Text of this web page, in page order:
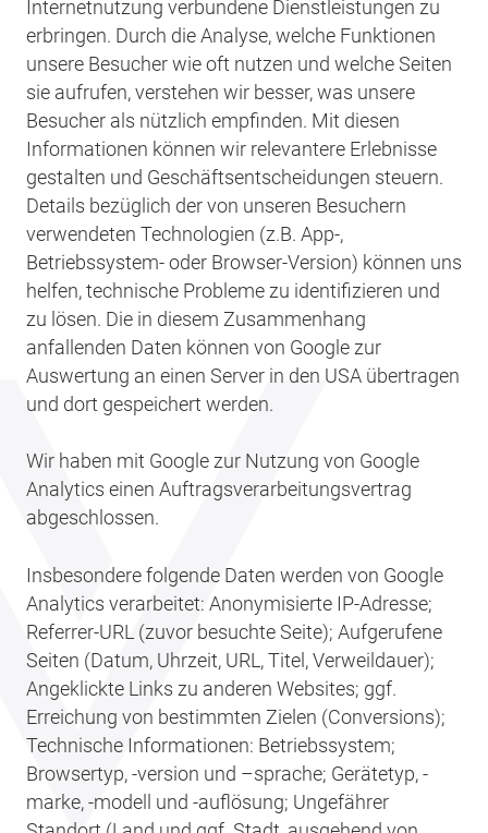
Internetnutzung verbundene Dienstleistungen zu
erbringen. Durch die Analyse, welche Funktionen
unsere Besucher wie oft nutzen und welche Seiten
sie aufrufen, verstehen wir besser, was unsere
Besucher als nützlich empfinden. Mit diesen
Informationen können wir relevantere Erlebnisse
gestalten und Geschäftsentscheidungen steuern.
Details bezüglich der von unseren Besuchern
verwendeten Technologien (z.B. App-,
Betriebssystem- oder Browser-Version) können uns
helfen, technische Probleme zu identifizieren und
zu lösen. Die in diesem Zusammenhang
anfallenden Daten können von Google zur
Auswertung an einen Server in den USA übertragen
und dort gespeichert werden.
Wir haben mit Google zur Nutzung von Google
Analytics einen Auftragsverarbeitungsvertrag
abgeschlossen.
Insbesondere folgende Daten werden von Google
Analytics verarbeitet: Anonymisierte IP-Adresse;
Referrer-URL (zuvor besuchte Seite); Aufgerufene
Seiten (Datum, Uhrzeit, URL, Titel, Verweildauer);
Angeklickte Links zu anderen Websites; ggf.
Erreichung von bestimmten Zielen (Conversions);
Technische Informationen: Betriebssystem;
Browsertyp, -version und –sprache; Gerätetyp, -
marke, -modell und -auflösung; Ungefährer